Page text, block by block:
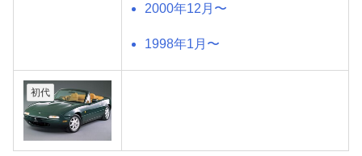
2000年12月〜
1998年1月〜
初代